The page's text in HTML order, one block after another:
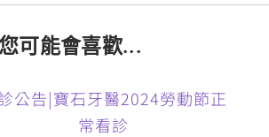
可能會喜歡...
公告|寶石牙醫2024勞動節正
常看診